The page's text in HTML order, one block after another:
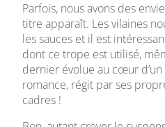
Parfois, nous avons des
titre apparaît. Les vilaines
les sauces et il est
dont ce trope est utilisé,
dernier évolue au cœur
romance, régit par ses
cadres !